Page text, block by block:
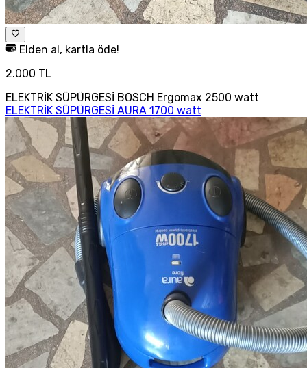
Elden al, kartla öde!
2.000 TL
ELEKTRİK SÜPÜRGESİ BOSCH Ergomax 2500 watt
ELEKTRİK SÜPÜRGESİ AURA 1700 watt